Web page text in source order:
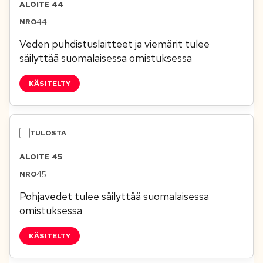
ALOITE 44
44
Veden puhdistuslaitteet ja viemärit tulee
säilyttää suomalaisessa omistuksessa
KÄSITELTY
ALOITE 45
45
Pohjavedet tulee säilyttää suomalaisessa
omistuksessa
KÄSITELTY